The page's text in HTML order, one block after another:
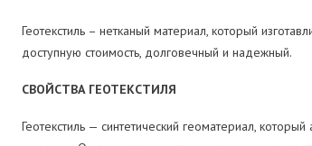
Геотекстиль – нетканый материал, который
доступную стоимость, долговечный и надежный.
СВОЙСТВА ГЕОТЕКСТИЛЯ
Геотекстиль — синтетический геоматериал,